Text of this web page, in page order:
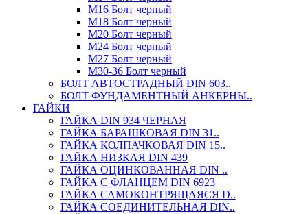
М16 Болт черный
М18 Болт черный
М20 Болт черный
М24 Болт черный
М27 Болт черный
М30-36 Болт черный
БОЛТ АВТОСТРАДНЫЙ DIN 603..
БОЛТ ФУНДАМЕНТНЫЙ АНКЕРНЫ..
ГАЙКИ
ГАЙКА DIN 934 ЧЕРНАЯ
ГАЙКА БАРАШКОВАЯ DIN 31..
ГАЙКА КОЛПАЧКОВАЯ DIN 15..
ГАЙКА НИЗКАЯ DIN 439
ГАЙКА ОЦИНКОВАННАЯ DIN ..
ГАЙКА С ФЛАНЦЕМ DIN 6923
ГАЙКА САМОКОНТРЯЩАЯСЯ D..
ГАЙКА СОЕДИНИТЕЛЬНАЯ DIN..